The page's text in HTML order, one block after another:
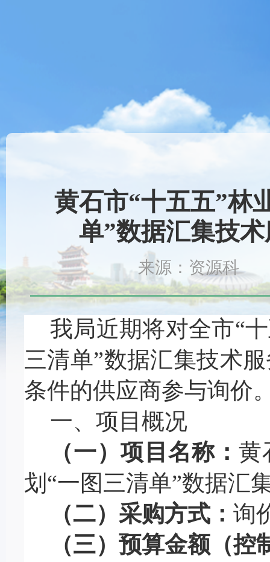
黄石市“十五五”林
单”数据汇集技
来源：资源科
我局近期将对全市“
三清单”数据汇集技术
条件的供应商参与询价
一、项目概况
（一）项目名称：黄
划“一图三清单”数据汇
（二）采购方式： 询
（三）预算金额（控